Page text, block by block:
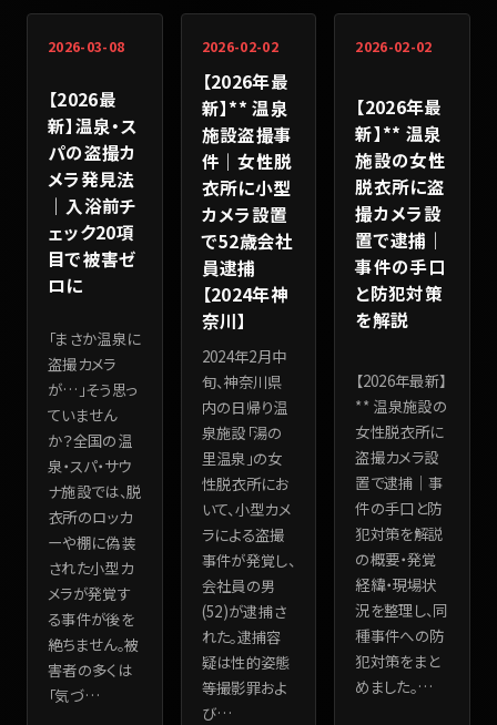
2026-03-08
【2026最
新】温泉・ス
パの盗撮カ
メラ発見法
｜入浴前チ
ェック20項
目で被害ゼ
ロに
「まさか温泉に
盗撮カメラ
が…」そう思っ
ていません
か？全国の温
泉・スパ・サウ
ナ施設では、脱
衣所のロッカ
ーや棚に偽装
された小型カ
メラが発覚す
る事件が後を
絶ちません。被
害者の多くは
「気づ…
2026-02-02
【2026年最
新】** 温泉
施設盗撮事
件｜女性脱
衣所に小型
カメラ設置
で52歳会社
員逮捕
【2024年神
奈川】
2024年2月中
旬、神奈川県
内の日帰り温
泉施設「湯の
里温泉」の女
性脱衣所にお
いて、小型カメ
ラによる盗撮
事件が発覚し、
会社員の男
(52)が逮捕さ
れた。逮捕容
疑は性的姿態
等撮影罪およ
び…
2026-02-02
【2026年最
新】** 温泉
施設の女性
脱衣所に盗
撮カメラ設
置で逮捕｜
事件の手口
と防犯対策
を解説
【2026年最新】
** 温泉施設の
女性脱衣所に
盗撮カメラ設
置で逮捕｜事
件の手口と防
犯対策を解説
の概要・発覚
経緯・現場状
況を整理し、同
種事件への防
犯対策をまと
めました。…